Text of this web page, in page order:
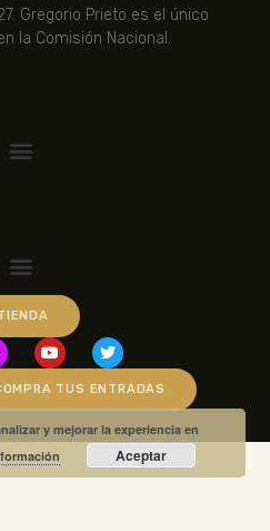
Gregorio Prieto es el único
la Comisión Nacional.
TUS ENTRADAS
y mejorar la experiencia en
Aceptar